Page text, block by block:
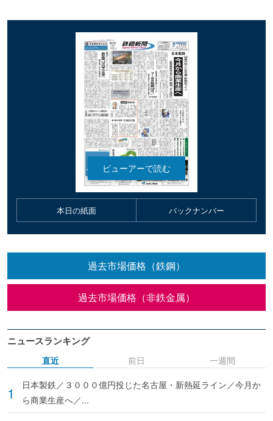
本日の紙面 バックナンバー
過去市場価格（鉄鋼）
過去市場価格（非鉄金属）
ニュースランキング
直近
日本製鉄／３０００億円投じた名古屋・新熱延ライン／今月か
ら商業生産へ／...
前日 一週間